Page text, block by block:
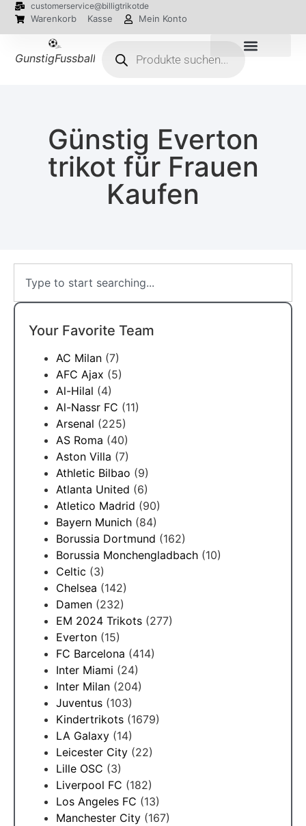
customerservice@billigtrikotde
Warenkorb Kasse Mein Konto
GunstigFussballTrikot
Günstig Everton
trikot für Frauen
Kaufen
Your Favorite Team
AC Milan (7)
AFC Ajax (5)
Al-Hilal (4)
Al-Nassr FC (11)
Arsenal (225)
AS Roma (40)
Aston Villa (7)
Athletic Bilbao (9)
Atlanta United (6)
Atletico Madrid (90)
Bayern Munich (84)
Borussia Dortmund (162)
Borussia Monchengladbach (10)
Celtic (3)
Chelsea (142)
Damen (232)
EM 2024 Trikots (277)
Everton (15)
FC Barcelona (414)
Inter Miami (24)
Inter Milan (204)
Juventus (103)
Kindertrikots (1679)
LA Galaxy (14)
Leicester City (22)
Lille OSC (3)
Liverpool FC (182)
Los Angeles FC (13)
Manchester City (167)